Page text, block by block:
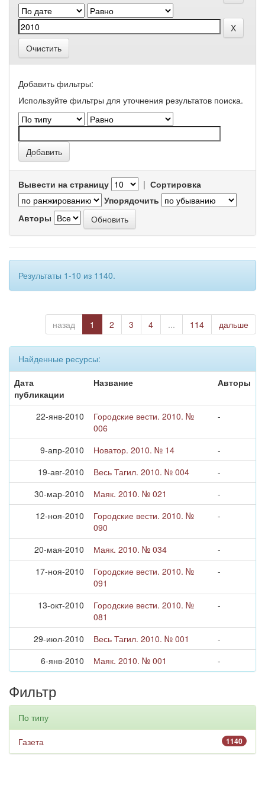
Очистить
Добавить фильтры:
Используйте фильтры для уточнения результатов поиска.
Вывести на страницу | Сортировка
Упорядочить
Авторы
Результаты 1-10 из 1140.
назад 1 2 3 4 ... 114 дальше
Найденные ресурсы:
Дата
публикации
Название Авторы
22-янв-2010
Городские вести. 2010. №
006
-
9-апр-2010 Новатор. 2010. № 14
-
19-авг-2010
Весь Тагил. 2010. № 004
-
30-мар-2010
Маяк. 2010. № 021
-
12-ноя-2010
Городские вести. 2010. №
090
-
20-мая-2010 Маяк. 2010. № 034
-
17-ноя-2010
Городские вести. 2010. №
091
-
13-окт-2010
Городские вести. 2010. №
081
-
29-июл-2010 Весь Тагил. 2010. № 001
-
6-янв-2010
Маяк. 2010. № 001 -
Фильтр
По типу
1140
Газета